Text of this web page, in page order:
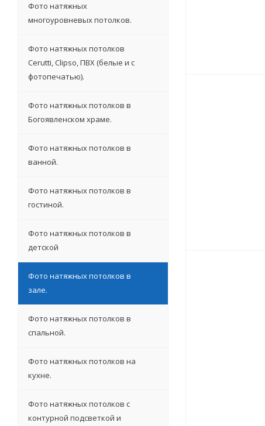
Фото натяжных
многоуровневых потолков.
Фото натяжных потолков
Cerutti, Clipso, ПВХ (белые и с
фотопечатью).
Фото натяжных потолков в
Богоявленском храме.
Фото натяжных потолков в
ванной.
Фото натяжных потолков в
гостиной.
Фото натяжных потолков в
детской
Фото натяжных потолков в
зале.
Фото натяжных потолков в
спальной.
Фото натяжных потолков на
кухне.
Фото натяжных потолков с
контурной подсветкой и